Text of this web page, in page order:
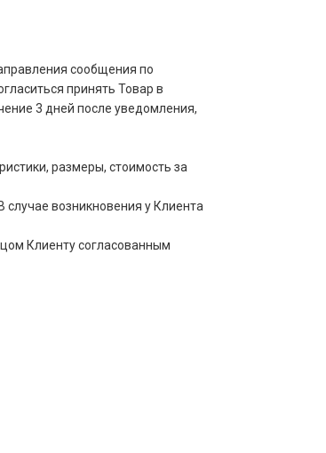
сообщения по
принять Товар в
3 дней после уведомления,
размеры, стоимость за
случае возникновения у Клиента
Клиенту согласованным